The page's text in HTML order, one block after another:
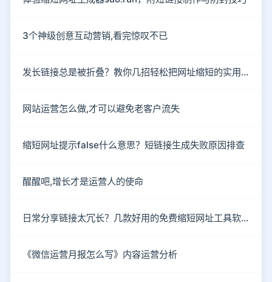
3个神级创意互动营销,看完惊叹不已
发长链接总是被折叠？教你几招轻松把网址缩短的实用方法
网站运营怎么做,才可以避免老客户流失
缩短网址提示false什么意思？短链接生成失败原因排查
醒醒吧,增长才是运营人的使命
日常分享链接太冗长？几款好用的免费缩短网址工具软件推荐
《微信运营月报怎么写》内容运营分析